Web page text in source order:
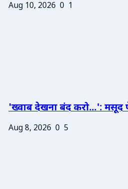
Aug 10, 2026 0 1
'ख्वाब देखना बंद करो...':
Aug 8, 2026 0 5